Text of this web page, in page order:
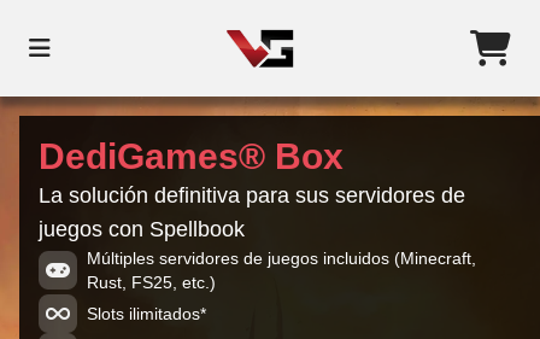
DediGames® Box
La solución definitiva para sus servidores de
juegos con Spellbook
Múltiples servidores de juegos incluidos (Minecraft,
Rust, FS25, etc.)
Slots ilimitados*